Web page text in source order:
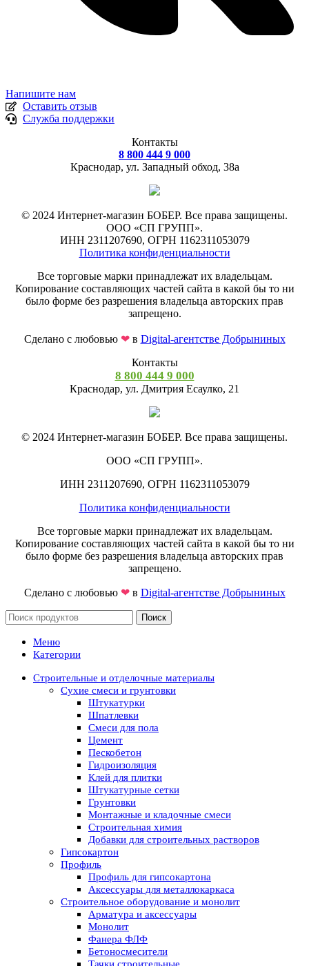
Напишите нам
Оставить отзыв
Служба поддержки
Контакты
8 800 444 9 000
Краснодар, ул. Западный обход, 38а
© 2024 Интернет-магазин БОБЕР. Все права защищены.
ООО «СП ГРУПП».
ИНН 2311207690, ОГРН 1162311053079
Политика конфиденциальности
Все торговые марки принадлежат их владельцам.
Копирование составляющих частей сайта в какой бы то ни
было форме без разрешения владельца авторских прав
запрещено.
Сделано с любовью ❤в Digital-агентстве Добрыниных
Контакты
8 800 444 9 000
Краснодар, ул. Дмитрия Есаулко, 21
© 2024 Интернет-магазин БОБЕР. Все права защищены.
ООО «СП ГРУПП».
ИНН 2311207690, ОГРН 1162311053079
Политика конфиденциальности
Все торговые марки принадлежат их владельцам.
Копирование составляющих частей сайта в какой бы то ни
было форме без разрешения владельца авторских прав
запрещено.
Сделано с любовью ❤в Digital-агентстве Добрыниных
Поиск
Меню
Категории
Строительные и отделочные материалы
Сухие смеси и грунтовки
Штукатурки
Шпатлевки
Смеси для пола
Цемент
Пескобетон
Гидроизоляция
Клей для плитки
Штукатурные сетки
Грунтовки
Монтажные и кладочные смеси
Строительная химия
Добавки для строительных растворов
Гипсокартон
Профиль
Профиль для гипсокартона
Аксессуары для металлокаркаса
Строительное оборудование и монолит
Арматура и аксессуары
Монолит
Фанера ФЛФ
Бетоносмесители